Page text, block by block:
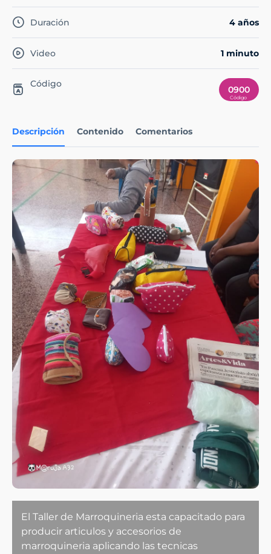
Descripción Contenido Comentarios
El Taller de Marroquineria esta capacitado para
producir articulos y accesorios de
marroquineria aplicando las tecnicas
Duración 4 años
Video 1 minuto
Código
0900